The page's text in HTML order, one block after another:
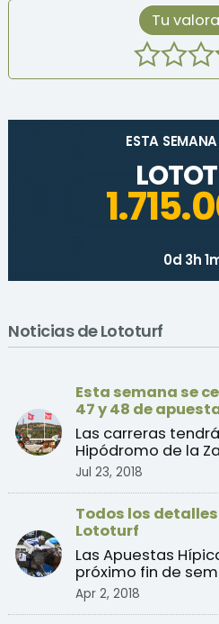
Tu
ESTA
0d 3h
Noticias de Lototurf
Esta semana se
47 y 48 de
Las carreras
Hipódromo de la
el Hipódromo de
Jul 23, 2018
Todos los
Lototurf
Las Apuestas
próximo fin de
de La Zarzuela, en M
Apr 2, 2018